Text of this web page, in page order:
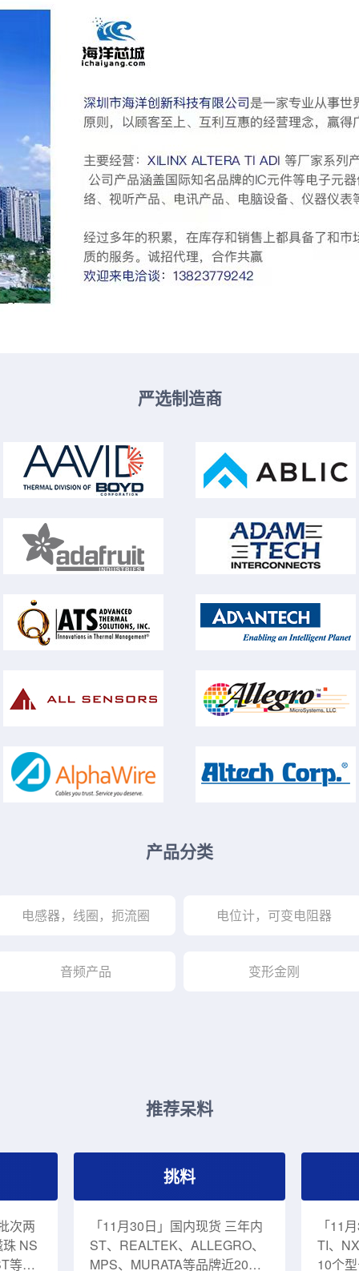
严选制造商
产品分类
电感器，线圈，扼流圈 电位计，可变电阻器
音频产品 变形金刚
推荐呆料
次两
等品
挑料
「11月30日」国内现货 三年内
ST、REALTEK、ALLEGRO、
MPS、MURATA等品牌近20个
「11
TI、
10个